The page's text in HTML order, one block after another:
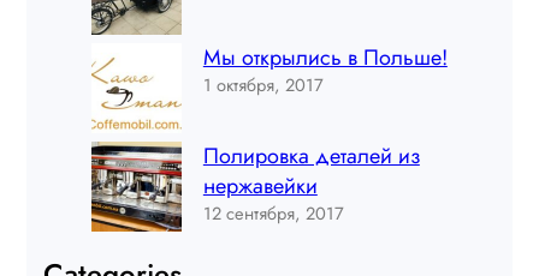
Мы открылись в Польше!
1 октября, 2017
Полировка деталей из
нержавейки
12 сентября, 2017